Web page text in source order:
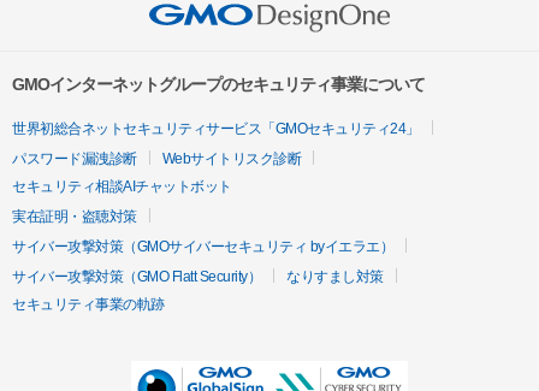
GMOインターネットグループのセキュリティ事業について
世界初総合ネットセキュリティサービス「GMOセキュリティ24」
パスワード漏洩診断
Webサイトリスク診断
セキュリティ相談AIチャットボット
実在証明・盗聴対策
サイバー攻撃対策（GMOサイバーセキュリティ byイエラエ）
サイバー攻撃対策（GMO Flatt Security）
なりすまし対策
セキュリティ事業の軌跡